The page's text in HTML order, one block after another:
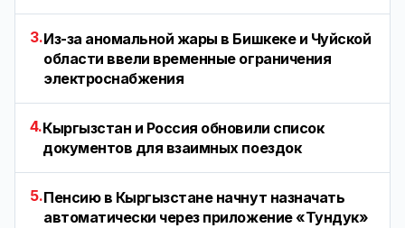
3.Из-за аномальной жары в Бишкеке и Чуйской
области ввели временные ограничения
электроснабжения
4.Кыргызстан и Россия обновили список
документов для взаимных поездок
5.Пенсию в Кыргызстане начнут назначать
автоматически через приложение «Тундук»